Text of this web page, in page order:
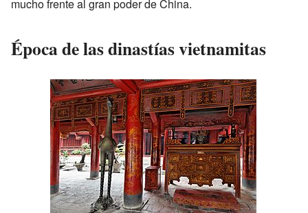
mucho frente al gran poder de China.
Época de las dinastías vietnamitas